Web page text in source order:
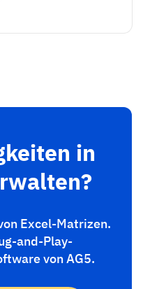
in
Excel-Matrizen.
and-Play-
von AG5.